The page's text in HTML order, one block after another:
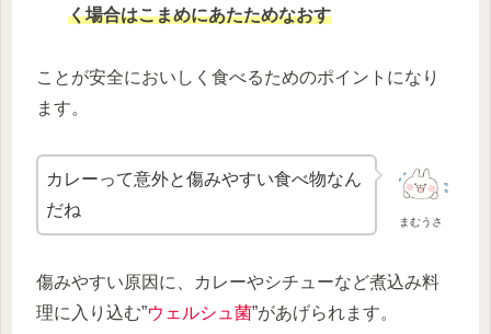
く場合はこまめにあたためなおす
ことが安全においしく食べるためのポイントになり
ます。
まむうさ
カレーって意外と傷みやすい食べ物なん
だね
傷みやすい原因に、カレーやシチューなど煮込み料
理に入り込む”ウェルシュ菌”があげられます。